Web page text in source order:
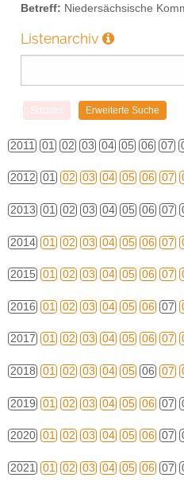
Betreff: Niedersächsische
Listenarchiv
2011 01 02 03 04 05 06 07
2012 01 02 03 04 05 06 07
2013 01 02 03 04 05 06 07
2014 01 02 03 04 05 06 07
2015 01 02 03 04 05 06 07
2016 01 02 03 04 05 06 07
2017 01 02 03 04 05 06 07
2018 01 02 03 04 05 06 07
2019 01 02 03 04 05 06 07
2020 01 02 03 04 05 06 07
2021 01 02 03 04 05 06 07